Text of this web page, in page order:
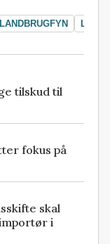
LANDBRUGFYN
tilskud til
fokus på
skal
i